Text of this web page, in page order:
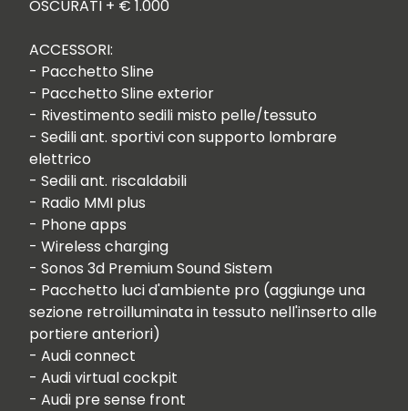
OSCURATI + € 1.000
ACCESSORI:
- Pacchetto Sline
- Pacchetto Sline exterior
- Rivestimento sedili misto pelle/tessuto
- Sedili ant. sportivi con supporto lombrare
elettrico
- Sedili ant. riscaldabili
- Radio MMI plus
- Phone apps
- Wireless charging
- Sonos 3d Premium Sound Sistem
- Pacchetto luci d'ambiente pro (aggiunge una
sezione retroilluminata in tessuto nell'inserto alle
portiere anteriori)
- Audi connect
- Audi virtual cockpit
- Audi pre sense front